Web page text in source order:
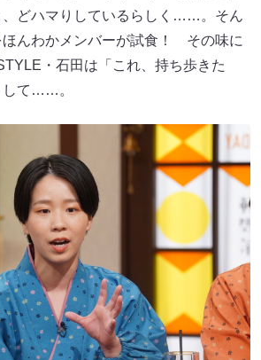
、どハマりしているらしく……。そん
ほんわかメンバーが試食！ その味に
・石田は「これ、持ち歩きた
して……。